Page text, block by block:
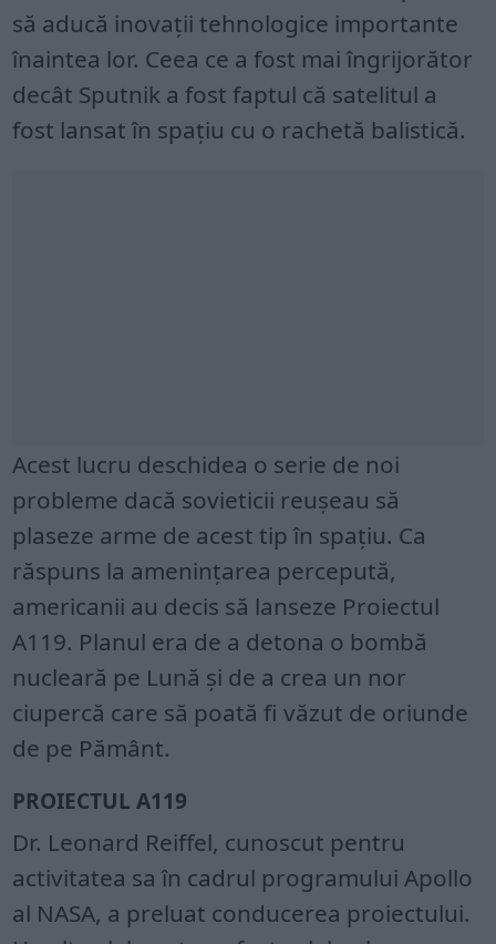
să aducă inovații tehnologice importante
înaintea lor. Ceea ce a fost mai îngrijorător
decât Sputnik a fost faptul că satelitul a
fost lansat în spațiu cu o rachetă balistică.
Acest lucru deschidea o serie de noi
probleme dacă sovieticii reușeau să
plaseze arme de acest tip în spațiu. Ca
răspuns la amenințarea percepută,
americanii au decis să lanseze Proiectul
A119. Planul era de a detona o bombă
nucleară pe Lună și de a crea un nor
ciupercă care să poată fi văzut de oriunde
de pe Pământ.
PROIECTUL A119
Dr. Leonard Reiffel, cunoscut pentru
activitatea sa în cadrul programului Apollo
al NASA, a preluat conducerea proiectului.